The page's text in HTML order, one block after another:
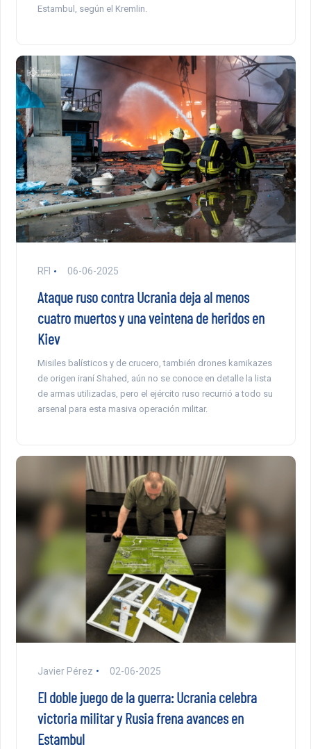
Estambul, según el Kremlin.
RFI 06-06-2025
Ataque ruso contra Ucrania deja al menos
cuatro muertos y una veintena de heridos en
Kiev
Misiles balísticos y de crucero, también drones kamikazes
de origen iraní Shahed, aún no se conoce en detalle la lista
de armas utilizadas, pero el ejército ruso recurrió a todo su
arsenal para esta masiva operación militar.
Javier Pérez 02-06-2025
El doble juego de la guerra: Ucrania celebra
victoria militar y Rusia frena avances en
Estambul